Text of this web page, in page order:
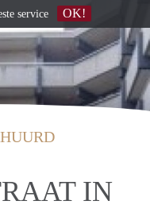
IN
service OK!